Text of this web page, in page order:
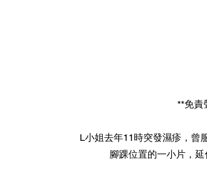
**免責
L小姐去年11時突發濕疹，曾
腳踝位置的一小片，